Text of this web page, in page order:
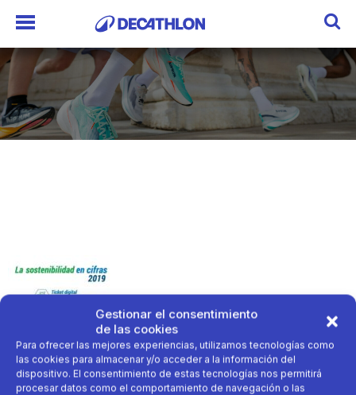
Gestionar el consentimiento
de las cookies
Para ofrecer las mejores experiencias, utilizamos tecnologías como
las cookies para almacenar y/o acceder a la información del
dispositivo. El consentimiento de estas tecnologías nos permitirá
procesar datos como el comportamiento de navegación o las